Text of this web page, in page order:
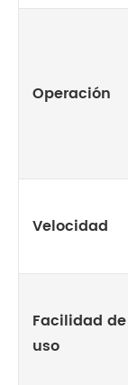
Operación
Velocidad
Facilidad de
uso